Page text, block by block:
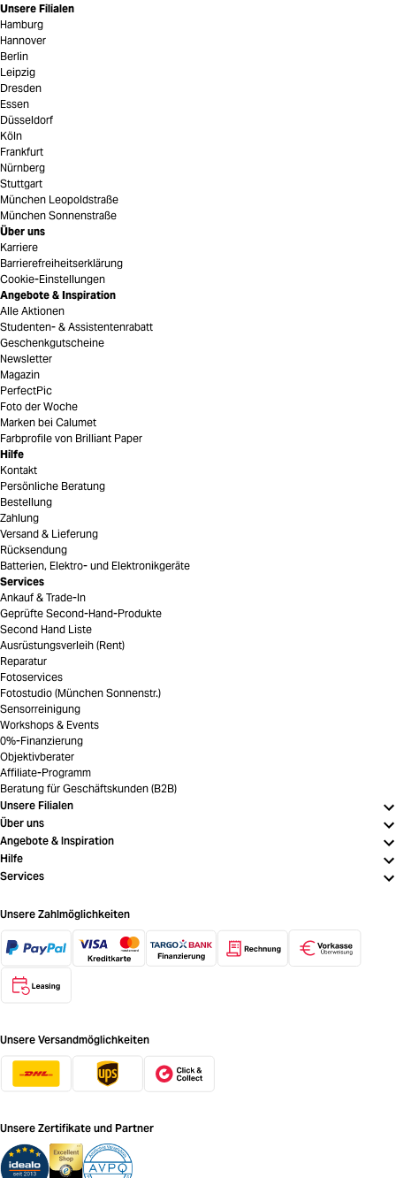
Unsere Filialen
Hamburg
Hannover
Berlin
Leipzig
Dresden
Essen
Düsseldorf
Köln
Frankfurt
Nürnberg
Stuttgart
München Leopoldstraße
München Sonnenstraße
Über uns
Karriere
Barrierefreiheitserklärung
Cookie-Einstellungen
Angebote & Inspiration
Alle Aktionen
Studenten- & Assistentenrabatt
Geschenkgutscheine
Newsletter
Magazin
PerfectPic
Foto der Woche
Marken bei Calumet
Farbprofile von Brilliant Paper
Hilfe
Kontakt
Persönliche Beratung
Bestellung
Zahlung
Versand & Lieferung
Rücksendung
Batterien, Elektro- und Elektronikgeräte
Services
Ankauf & Trade-In
Geprüfte Second-Hand-Produkte
Second Hand Liste
Ausrüstungsverleih (Rent)
Reparatur
Fotoservices
Fotostudio (München Sonnenstr.)
Sensorreinigung
Workshops & Events
0%-Finanzierung
Objektivberater
Affiliate-Programm
Beratung für Geschäftskunden (B2B)
Unsere Filialen
Über uns
Angebote & Inspiration
Hilfe
Services
Unsere Zahlmöglichkeiten
Unsere Versandmöglichkeiten
Unsere Zertifikate und Partner